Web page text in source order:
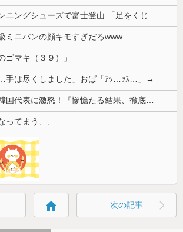
ドイツ人男性がランニングシューズで富士登山 「足をくじいて動けない」
ミニバンの顔キモすぎだろwww
ゴマキ（３９）」
…手は尽くしました」おば「ｱｯ…ｯｽ…」→
韓国人「安貞桓が韓国代表に激怒！『惨憺たる結果、徹底的な刷新が必要だ』と監督や協会を痛烈批判」
ってまう、、
home 次の記事